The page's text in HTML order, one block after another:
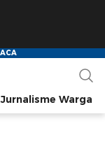
Jurnalisme Warga